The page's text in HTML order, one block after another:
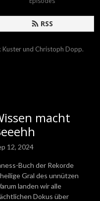
RSS
Kuster und Christoph Dopp.
macht
12, 2024
Buch der Rekorde
Gral des unnützen
landen wir alle
Dokus über